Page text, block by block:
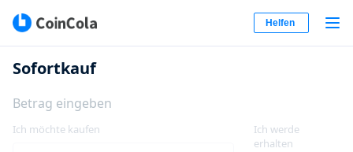
Helfen
Sofortkauf
Betrag eingeben
Ich möchte kaufen
Ich werde
erhalten